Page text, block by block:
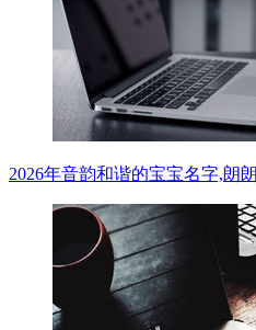
2026年音韵和谐的宝宝名字,朗